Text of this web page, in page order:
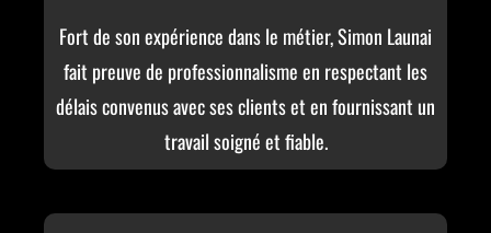
Fort de son expérience dans le métier, Simon Launai
fait preuve de professionnalisme en respectant les
délais convenus avec ses clients et en fournissant un
travail soigné et fiable.